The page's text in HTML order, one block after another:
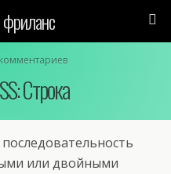
Строка
или двойными